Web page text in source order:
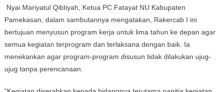
Nyai Mariyatul Qibtiyah, Ketua PC Fatayat NU Kabupaten
Pamekasan, dalam sambutannya mengatakan, Rakercab I ini
bertujuan menyusun program kerja untuk lima tahun ke depan agar
semua kegiatan terprogram dan terlaksana dengan baik. Ia
menekankan agar program-program disusun tidak dilakukan ujug-
ujug tanpa perencanaan.